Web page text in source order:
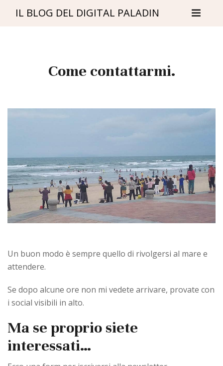
IL BLOG DEL DIGITAL PALADIN
Come contattarmi.
Un buon modo è sempre quello di rivolgersi al mare e
attendere.
Se dopo alcune ore non mi vedete arrivare, provate con
i social visibili in alto.
Ma se proprio siete
interessati…